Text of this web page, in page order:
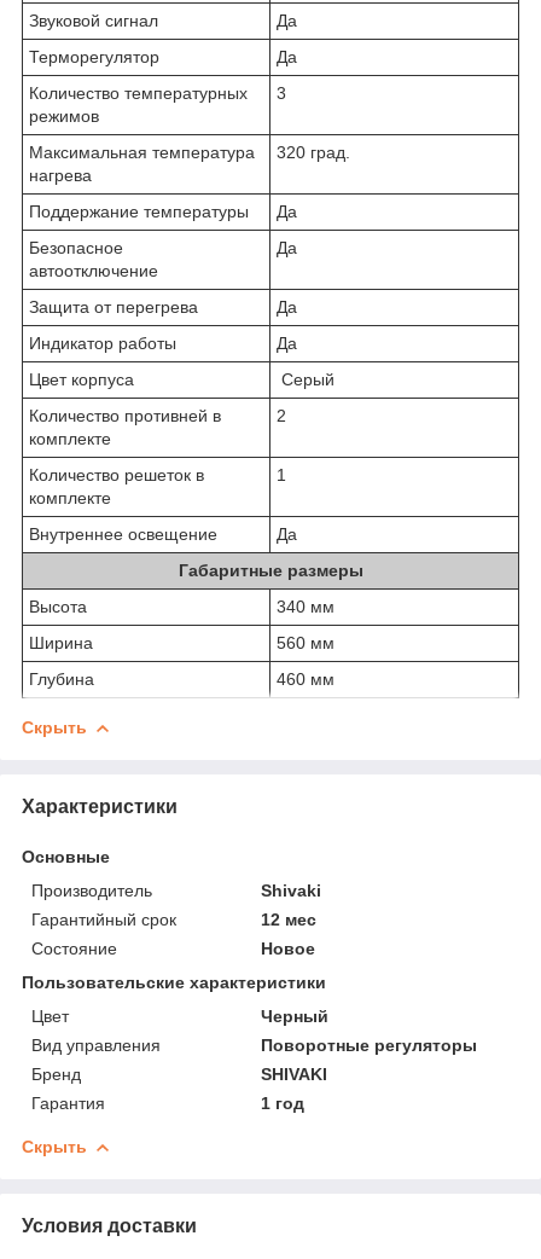
Звуковой сигнал
Да
Терморегулятор
Да
Количество температурных
режимов
3
Максимальная температура
нагрева
320 град.
Поддержание температуры
Да
Безопасное
автоотключение
Да
Защита от перегрева
Да
Индикатор работы
Да
Цвет корпуса
Серый
Количество противней в
комплекте
2
Количество решеток в
комплекте
1
Внутреннее освещение
Да
Габаритные размеры
Высота
340 мм
Ширина
560 мм
Глубина
460 мм
Скрыть
Характеристики
Основные
Производитель
Shivaki
Гарантийный срок
12 мес
Состояние
Новое
Пользовательские характеристики
Цвет
Черный
Вид управления
Поворотные регуляторы
Бренд
SHIVAKI
Гарантия
1 год
Скрыть
Условия доставки